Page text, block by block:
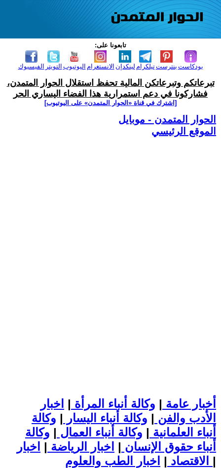
تابعونا على:
الفيسبوك التويتر اليوتيوب الانستغرام لينكدإن تيلكرامبنترست بودكاست
تبرعاتكم وتبرعاتكن المالية تحفظ استقلال الحوار المتمدن،
فشاركونا في دعم استمرارية هذا الفضاء اليساري الحر
[اشترك في قناة ‫«الحوار المتمدن» على اليوتيوب]
الحوار المتمدن - موبايل
الموقع الرئيسي
أخبار عامة | وكالة أنباء المرأة | اخبار
الأدب والفن | وكالة أنباء اليسار | وكالة
أنباء العلمانية | وكالة أنباء العمال | وكالة
أنباء حقوق الإنسان | اخبار الرياضة | اخبار
الاقتصاد | |